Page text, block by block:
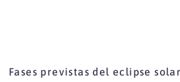
Fases previstas del eclipse